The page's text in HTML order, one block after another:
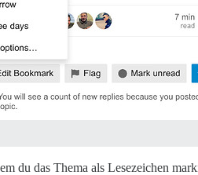
du das Thema als Lesezeichen